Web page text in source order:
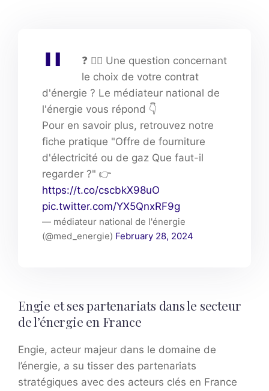
❓ 🤷‍♀️ Une question concernant
le choix de votre contrat
d'énergie ? Le médiateur national de
l'énergie vous répond 👇
Pour en savoir plus, retrouvez notre
fiche pratique "Offre de fourniture
d'électricité ou de gaz Que faut-il
regarder ?" 👉
https://t.co/cscbkX98uO
pic.twitter.com/YX5QnxRF9g
— médiateur national de l'énergie
(@med_energie) February 28, 2024
Engie et ses partenariats dans le secteur
de l’énergie en France
Engie, acteur majeur dans le domaine de
l’énergie, a su tisser des partenariats
stratégiques avec des acteurs clés en France